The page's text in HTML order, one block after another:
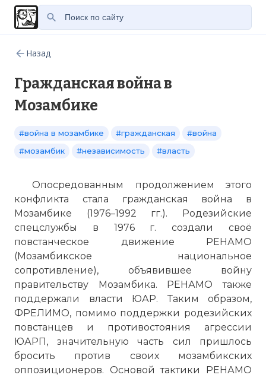
Назад
Гражданская война в
Мозамбике
#война в мозамбике #гражданская
#война
#мозамбик
#независимость #власть
Опосредованным продолжением этого
конфликта стала гражданская война в
Мозамбике (1976–1992 гг.). Родезийские
спецслужбы в 1976 г. создали своё
повстанческое движение РЕНАМО
(Мозамбикское национальное
сопротивление), объявившее войну
правительству Мозамбика. РЕНАМО также
поддержали власти ЮАР. Таким образом,
ФРЕЛИМО, помимо поддержки родезийских
повстанцев и противостояния агрессии
ЮАРП, значительную часть сил пришлось
бросить против своих мозамбикских
оппозиционеров. Основой тактики РЕНАМО